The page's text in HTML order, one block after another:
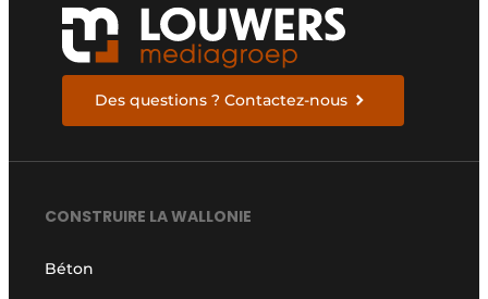
Des questions ? Contactez-nous
CONSTRUIRE LA WALLONIE
Béton